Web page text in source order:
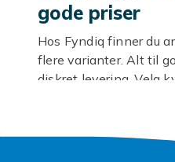
gode priser
Hos Fyndiq finner du
flere varianter. Alt til
diskret levering. Velg
Kroppsvennlige
eller stål. Vannbasert